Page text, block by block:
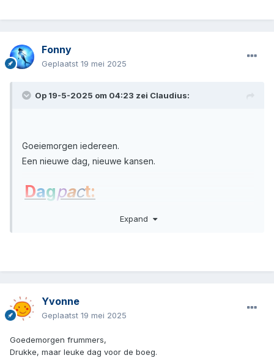
Fonny
Geplaatst 19 mei 2025
Op 19-5-2025 om 04:23 zei Claudius:
Goeiemorgen iedereen.
Een nieuwe dag, nieuwe kansen.
Dagpact:
Expand
Yvonne
Geplaatst 19 mei 2025
Goedemorgen frummers,
Drukke, maar leuke dag voor de boeg.